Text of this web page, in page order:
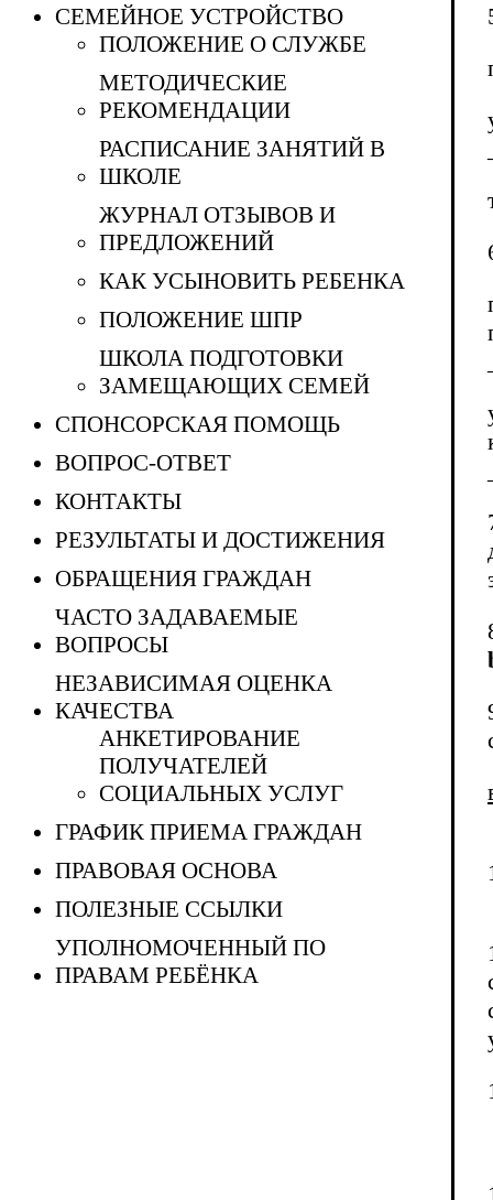
СЕМЕЙНОЕ УСТРОЙСТВО
ПОЛОЖЕНИЕ О СЛУЖБЕ
МЕТОДИЧЕСКИЕ
РЕКОМЕНДАЦИИ
РАСПИСАНИЕ ЗАНЯТИЙ В
ШКОЛЕ
ЖУРНАЛ ОТЗЫВОВ И
ПРЕДЛОЖЕНИЙ
КАК УСЫНОВИТЬ РЕБЕНКА
ПОЛОЖЕНИЕ ШПР
ШКОЛА ПОДГОТОВКИ
ЗАМЕЩАЮЩИХ СЕМЕЙ
СПОНСОРСКАЯ ПОМОЩЬ
ВОПРОС-ОТВЕТ
КОНТАКТЫ
РЕЗУЛЬТАТЫ И ДОСТИЖЕНИЯ
ОБРАЩЕНИЯ ГРАЖДАН
ЧАСТО ЗАДАВАЕМЫЕ
ВОПРОСЫ
НЕЗАВИСИМАЯ ОЦЕНКА
КАЧЕСТВА
АНКЕТИРОВАНИЕ
ПОЛУЧАТЕЛЕЙ
СОЦИАЛЬНЫХ УСЛУГ
ГРАФИК ПРИЕМА ГРАЖДАН
ПРАВОВАЯ ОСНОВА
ПОЛЕЗНЫЕ ССЫЛКИ
УПОЛНОМОЧЕННЫЙ ПО
ПРАВАМ РЕБЁНКА